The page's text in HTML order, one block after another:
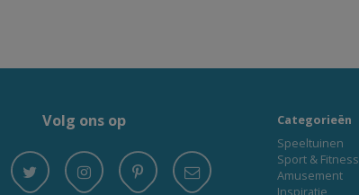
Volg ons op
Categorieën
Speeltuinen
Sport & Fitness
Amusement
Inspiratie